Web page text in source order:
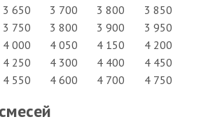
3 650 3 700 3 800
3 850
3 750 3 800 3 900
3 950
4 000 4 050 4 150
4 200
4 250 4 300 4 400
4 450
4 550 4 600 4 700 4 750